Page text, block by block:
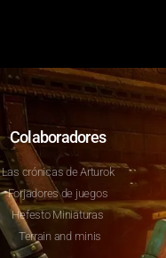
Colaboradores
Las crónicas de Arturok
Forjadores de juegos
Hefesto Miniaturas
Terrain and minis